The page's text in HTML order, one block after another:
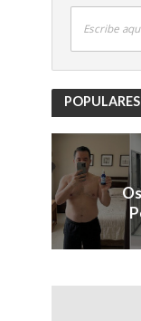
Escribe
POPULARES